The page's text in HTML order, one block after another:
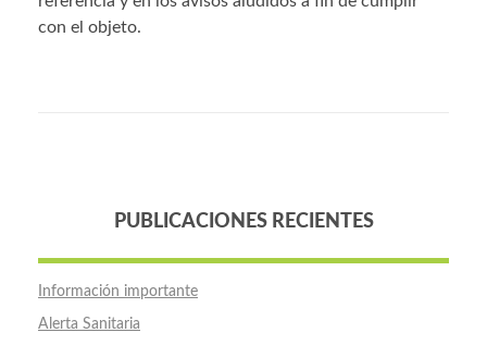
con el objeto.
PUBLICACIONES RECIENTES
Información importante
Alerta Sanitaria